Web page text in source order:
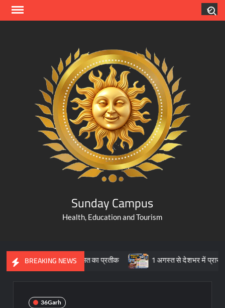
Skip
Sunday Campus
Health, Education and Tourism
BREAKING NEWS
विरासत का प्रतीक 1 अगस्त से देशभर में प्रारंभ हुआ
36Garh